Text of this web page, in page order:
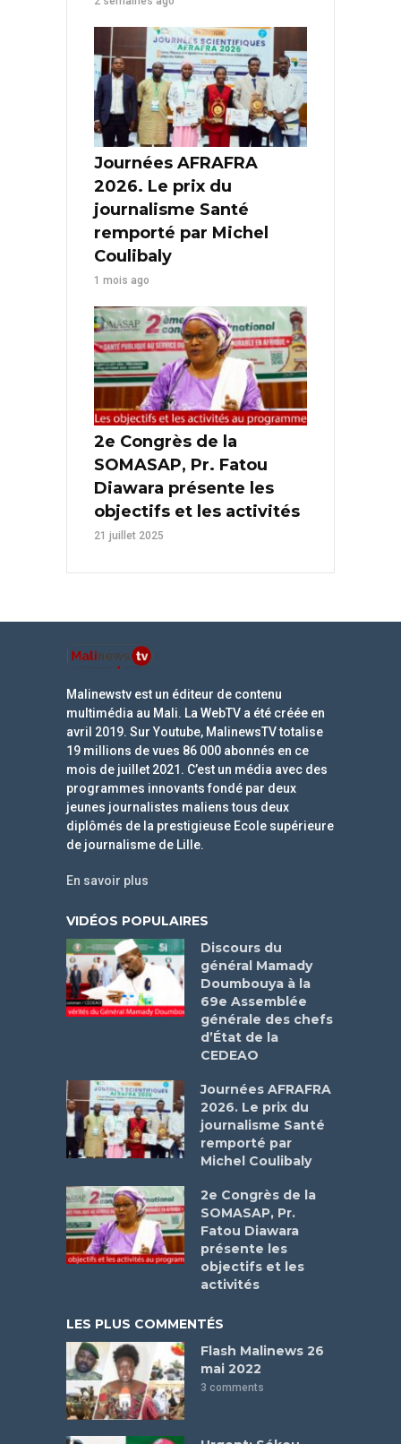
Journées AFRAFRA
2026. Le prix du
journalisme Santé
remporté par Michel
Coulibaly
1 mois ago
2e Congrès de la
SOMASAP, Pr. Fatou
Diawara présente les
objectifs et les activités
21 juillet 2025
Malinewstv est un éditeur de contenu
multimédia au Mali. La WebTV a été créée en
avril 2019. Sur Youtube, MalinewsTV totalise
19 millions de vues 86 000 abonnés en ce
mois de juillet 2021. C’est un média avec des
programmes innovants fondé par deux
jeunes journalistes maliens tous deux
diplômés de la prestigieuse Ecole supérieure
de journalisme de Lille.
En savoir plus
VIDÉOS POPULAIRES
Discours du
général Mamady
Doumbouya à la
69e Assemblée
générale des chefs
d’État de la
CEDEAO
Journées AFRAFRA
2026. Le prix du
journalisme Santé
remporté par
Michel Coulibaly
2e Congrès de la
SOMASAP, Pr.
Fatou Diawara
présente les
objectifs et les
activités
LES PLUS COMMENTÉS
Flash Malinews 26
mai 2022
3 comments